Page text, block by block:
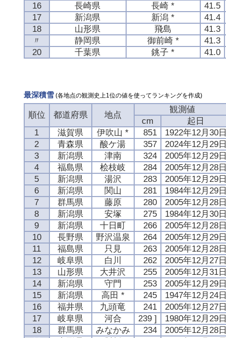
16
長崎県 長崎 *
41.5
17
新潟県 新潟 *
41.4
18
山形県 飛島
41.3
〃
静岡県 御前崎 *
41.3
20
千葉県 銚子 * 41.0
最深積雪(各地点の観測史上1位の値を使ってランキングを作成)
順位 都道府県 地点
観測値
cm
起日
1
滋賀県 伊吹山 * 851
1922年12月30
2
青森県 酸ケ湯 357
2024年12月29
3
新潟県 津南 324
2005年12月29
4
福島県 桧枝岐 284
2005年12月28
5
新潟県 湯沢 283
2005年12月29
6
新潟県 関山 281
1984年12月29
7
群馬県 藤原 280
2005年12月28
8
新潟県 安塚 275
1984年12月30
9
新潟県 十日町 266
2005年12月28
10
長野県 野沢温泉 264
2005年12月29
11
福島県 只見 263
2005年12月28
12
岐阜県 白川 262
2005年12月27
13
山形県 大井沢 255
2005年12月31
14
新潟県 守門 253
2005年12月29
15
新潟県 高田 * 245
1947年12月24
16
福井県 九頭竜 241
2005年12月27
17
岐阜県 河合 239 ]
1980年12月29
18
群馬県 みなかみ 234
2005年12月28